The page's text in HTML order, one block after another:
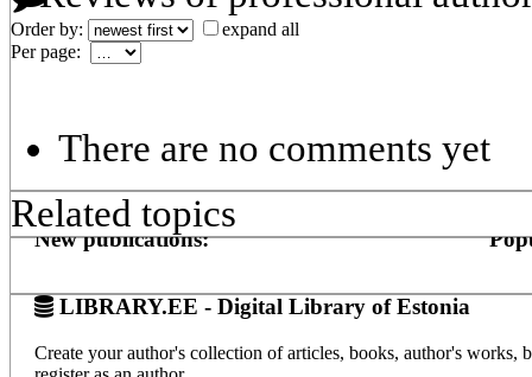
Order by:
expand all
Per page:
There are no comments yet
Related topics
New publications:
LIBRARY.EE - Digital Library of Estonia
Create your author's collection of articles, books, author's